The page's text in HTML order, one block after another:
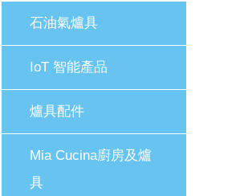
石油氣爐具
IoT 智能產品
爐具配件
Mia Cucina廚房及爐
具